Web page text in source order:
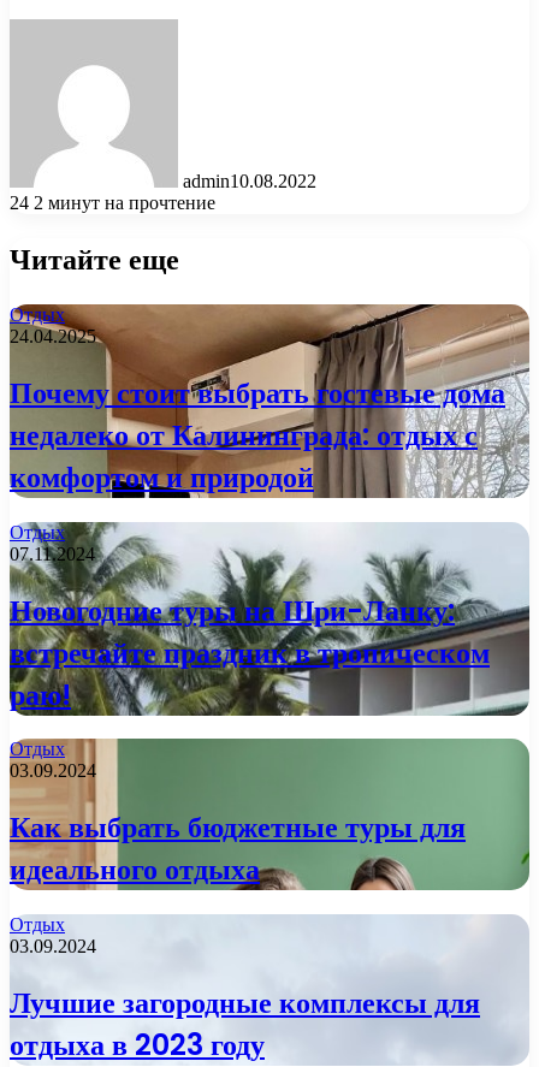
admin10.08.2022
24 2 минут на прочтение
Читайте еще
Отдых
24.04.2025
Почему стоит выбрать гостевые дома
недалеко от Калининграда: отдых с
комфортом и природой
Отдых
07.11.2024
Новогодние туры на Шри-Ланку:
встречайте праздник в тропическом
раю!
Отдых
03.09.2024
Как выбрать бюджетные туры для
идеального отдыха
Отдых
03.09.2024
Лучшие загородные комплексы для
отдыха в 2023 году